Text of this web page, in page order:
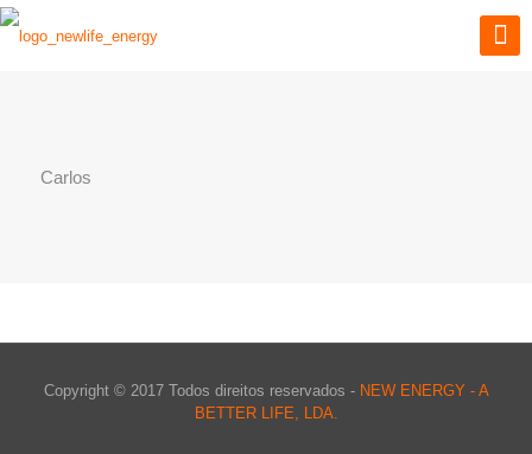
Carlos
Copyright © 2017 Todos direitos reservados - NEW ENERGY - A
BETTER LIFE, LDA.